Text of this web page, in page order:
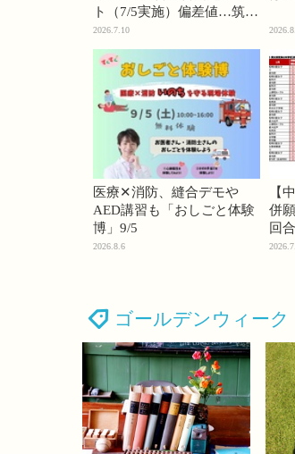
ト（7/5実施）偏差値…筑駒
74・桜蔭70＜PR＞
2026.7.10
医療✕消防、縫合デモや
AED講習も「おしごと体験
博」9/5
2026.8.6
【
併
回
ゴールデンウィーク